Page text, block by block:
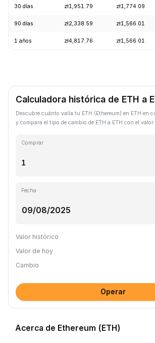
30 días zł1,951.79 zł1,774.09
90 días zł2,338.59 zł1,566.01
1 años zł4,817.76 zł1,566.01
Calculadora histórica de ETH a
Descubre cuánto valía tu ETH (Ethereum) en ETH en
y compara el tipo de cambio de ETH a ETH con el valor
Comprar
Fecha
Valor histórico
Valor de hoy
Cambio
Operar
Acerca de Ethereum (ETH)